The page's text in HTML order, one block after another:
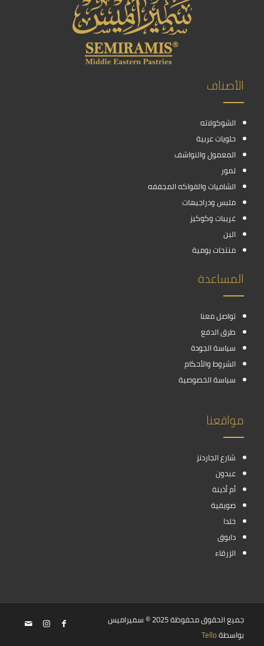
الأصناف
الشوكولاته
حلويات عربية
المعمول والنواشف
تمور
الشاميات والفواكه المجففه
ملبس ودراجيهات
غريبات وكوكيز
البن
منتجات يومية
المساعدة
تواصل معنا
طرق الدفع
سياسة الجودة
الشروط والأحكام
سياسة الخصوصية
مواقعنا
شارع الجاردنز
عبدون
أم أذينة
صويفية
خلدا
دابوق
الزرقاء
جميع الحقوق محفوظة 2025 © سميراميس
بواسطةTello